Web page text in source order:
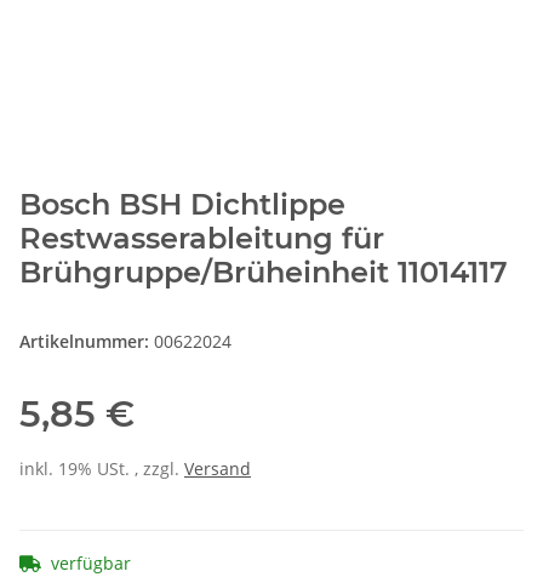
Bosch BSH Dichtlippe
Restwasserableitung für
Brühgruppe/Brüheinheit 11014117
Artikelnummer: 00622024
5,85 €
inkl. 19% USt. , zzgl. Versand
verfügbar